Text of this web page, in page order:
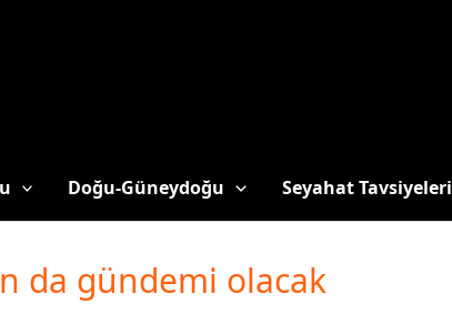
Doğu-Güneydoğu Seyahat Tavsiyeleri
da gündemi olacak